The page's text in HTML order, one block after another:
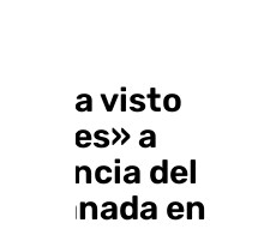
da visto
a
del
Granada en